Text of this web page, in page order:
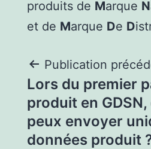
produits de Marque N
et de Marque De D
Publication
Lors du premier
produit en
peux envoyer
données produit